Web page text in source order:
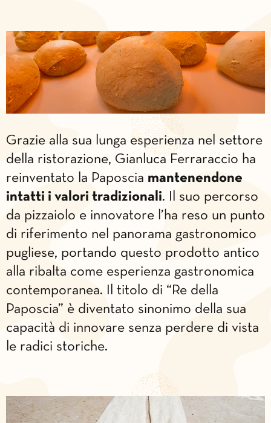
Grazie alla sua lunga esperienza nel settore
della ristorazione, Gianluca Ferraraccio ha
reinventato la Paposcia mantenendone
intatti i valori tradizionali. Il suo percorso
da pizzaiolo e innovatore l’ha reso un punto
di riferimento nel panorama gastronomico
pugliese, portando questo prodotto antico
alla ribalta come esperienza gastronomica
contemporanea. Il titolo di “Re della
Paposcia” è diventato sinonimo della sua
capacità di innovare senza perdere di vista
le radici storiche.